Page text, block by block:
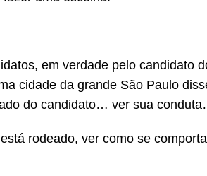
em verdade pelo candidato
cidade da grande São Paulo
do candidato… ver sua
rodeado, ver como se